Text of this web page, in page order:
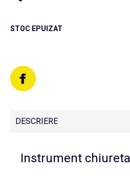
STOC EPUIZAT
DESCRIERE
Instrument